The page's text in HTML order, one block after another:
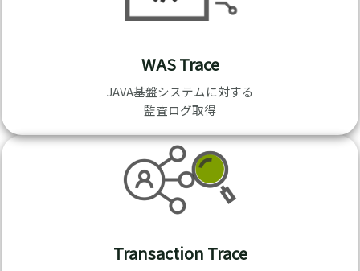
WAS Trace
JAVA基盤システムに対する
監査ログ取得
Transaction Trace